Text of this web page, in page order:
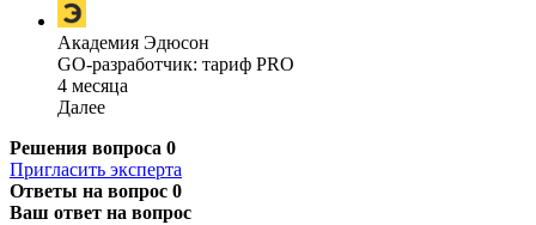
Академия Эдюсон
GO-разработчик: тариф PRO
4 месяца
Далее
Решения вопроса 0
Пригласить эксперта
Ответы на вопрос 0
Ваш ответ на вопрос